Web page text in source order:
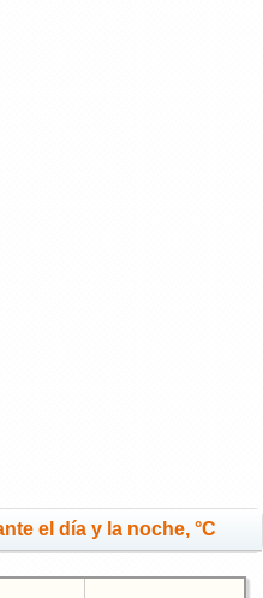
el día y la noche, °C